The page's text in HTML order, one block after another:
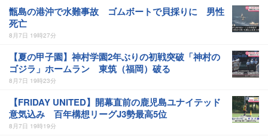
甑島の港沖で水難事故 ゴムボートで貝採りに 男性
死亡
8月7日 19時27分
【夏の甲子園】神村学園2年ぶりの初戦突破「神村の
ゴジラ」ホームラン 東筑（福岡）破る
8月7日 19時23分
【FRIDAY UNITED】開幕直前の鹿児島ユナイテッド
意気込み 百年構想リーグJ3勢最高5位
8月7日 19時19分